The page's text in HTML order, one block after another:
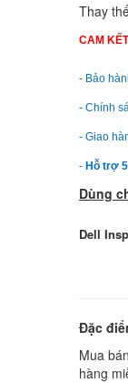
Thay
CAM
- Bảo
- Chính
- Giao
- Hỗ trợ
Dùng
Dell
Đặc
Mua
hàng